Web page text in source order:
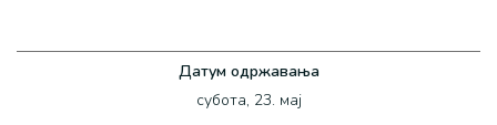
Датум одржавања
субота, 23. мај